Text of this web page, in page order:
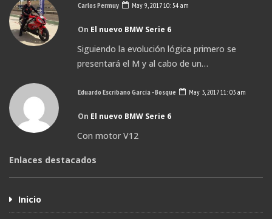
Carlos Permuy May 9, 2017 10: 54 am
On El nuevo BMW Serie 6
Siguiendo la evolución lógica primero se
presentará el M y al cabo de un…
Eduardo Escribano García - Bosque May 3, 2017 11: 03 am
On El nuevo BMW Serie 6
Con motor V12
Enlaces destacados
Inicio